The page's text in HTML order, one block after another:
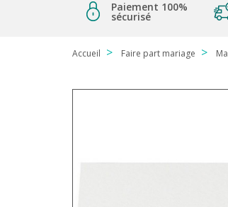
Paiement 100%
sécurisé
Accueil Faire part mariage